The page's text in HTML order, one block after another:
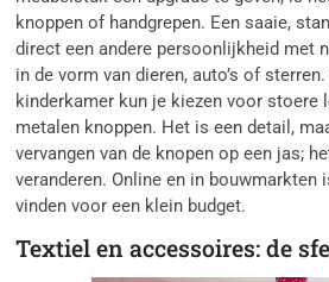
knoppen of handgrepen. Een saaie,
direct een andere persoonlijkheid met
in de vorm van dieren, auto’s of
kinderkamer kun je kiezen voor stoere
metalen knoppen. Het is een detail,
vervangen van de knopen op een jas;
veranderen. Online en in bouwmarkten
vinden voor een klein budget.
Textiel en accessoires: de